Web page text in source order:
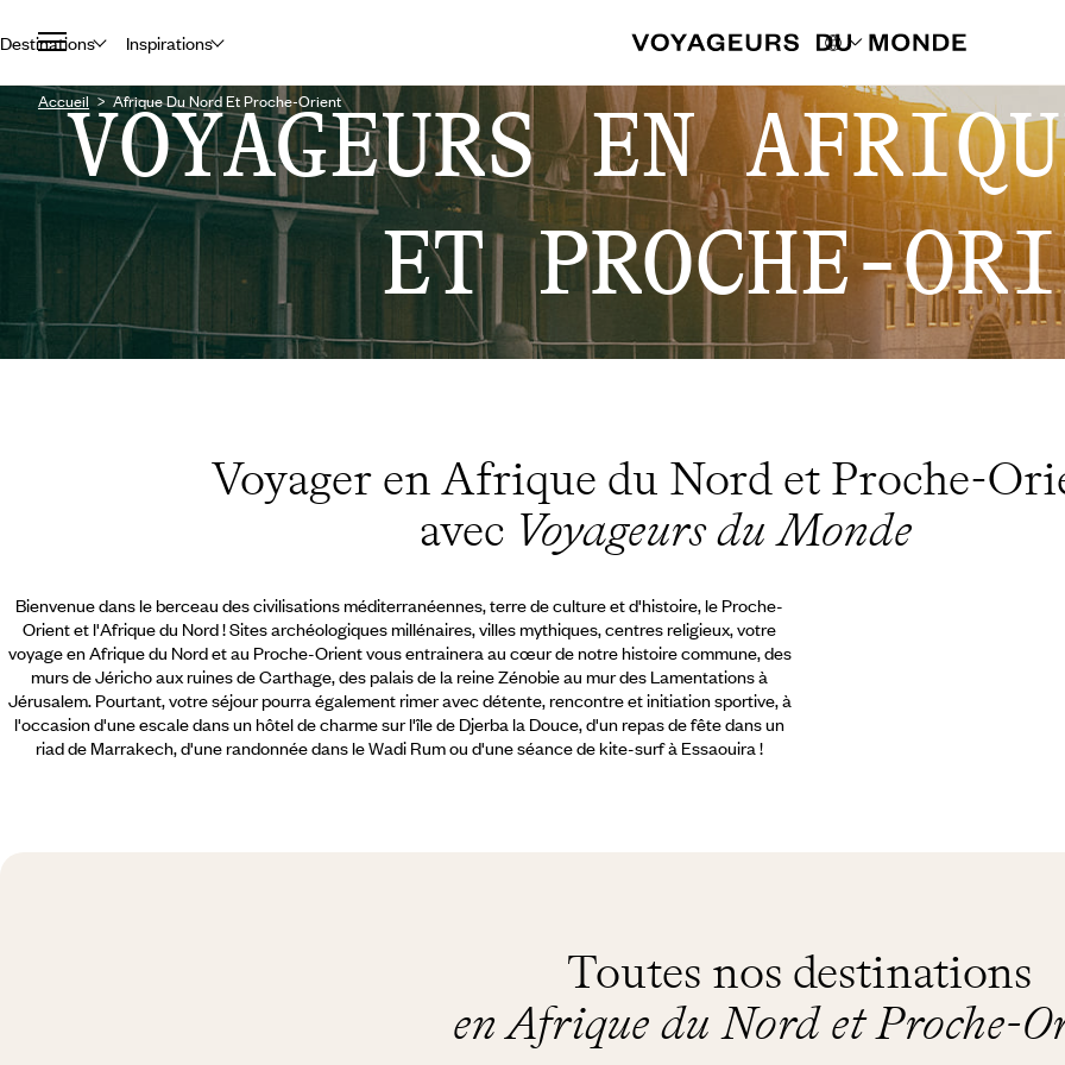
Destinations Inspirations
Accueil Afrique Du Nord Et Proche-Orient
VOYAGEURS EN
ET PROCHE-
Voyager en Afrique du Nord et Proche-
avec Voyageurs du Monde
Bienvenue dans le berceau des civilisations méditerranéennes, terre de culture et d'histoire, le Proche-
Orient et l'Afrique du Nord ! Sites archéologiques millénaires, villes mythiques, centres religieux, votre
voyage en Afrique du Nord et au Proche-Orient vous entrainera au cœur de notre histoire commune, des
murs de Jéricho aux ruines de Carthage, des palais de la reine Zénobie au mur des Lamentations à
Jérusalem. Pourtant, votre séjour pourra également rimer avec détente, rencontre et initiation sportive, à
l'occasion d'une escale dans un hôtel de charme sur l'île de Djerba la Douce, d'un repas de fête dans un
riad de Marrakech, d'une randonnée dans le Wadi Rum ou d'une séance de kite-surf à Essaouira !
Toutes nos destinations
en Afrique du Nord et Proche-